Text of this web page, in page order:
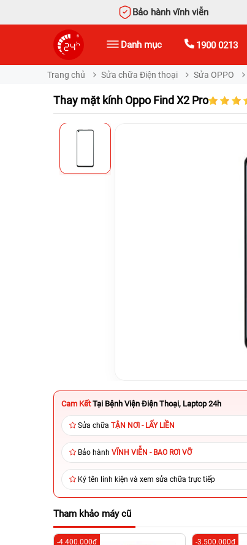
Bảo hành vĩnh viễn
Danh mục 1900 0213
Trang chủ Sửa chữa Điện thoại Sửa OPPO
Thay mặt kính Oppo Find X2 Pro
Cam Kết Tại Bệnh Viện Điện Thoại, Laptop 24h
Sửa chữa TẬN NƠI - LẤY LIỀN
Bảo hành VĨNH VIỄN - BAO RƠI VỠ
Ký tên linh kiện và xem sửa chữa trực tiếp
Tham khảo máy cũ
-4.400.000đ -3.500.000đ